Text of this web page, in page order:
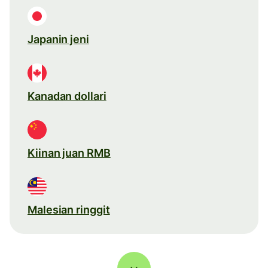
Japanin jeni
Kanadan dollari
Kiinan juan RMB
Malesian ringgit